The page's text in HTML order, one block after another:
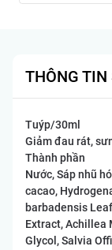
THÔNG
Tuýp/30ml
Giảm đau rát,
Thành phần
Nước, Sáp nhũ
cacao,
barbadensis
Extract, Achillea
Glycol, Salvia